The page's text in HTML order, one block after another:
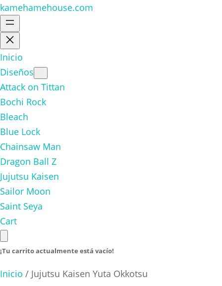
kamehamehouse.com
Inicio
Diseños
Attack on Tittan
Bochi Rock
Bleach
Blue Lock
Chainsaw Man
Dragon Ball Z
Jujutsu Kaisen
Sailor Moon
Saint Seya
Cart
¡Tu carrito actualmente está vacío!
Inicio / Jujutsu Kaisen Yuta Okkotsu